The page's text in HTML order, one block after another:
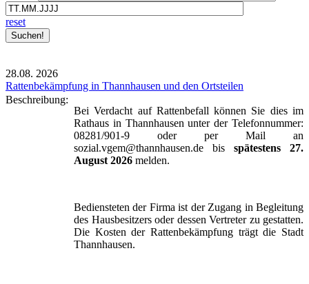
reset
28.08. 2026
Rattenbekämpfung in Thannhausen und den Ortsteilen
Beschreibung:
Bei Verdacht auf Rattenbefall können Sie dies im
Rathaus in Thannhausen unter der Telefonnummer:
08281/901-9 oder per Mail an
sozial.vgem@thannhausen.de bis spätestens 27.
August 2026 melden.
Bediensteten der Firma ist der Zugang in Begleitung
des Hausbesitzers oder dessen Vertreter zu gestatten.
Die Kosten der Rattenbekämpfung trägt die Stadt
Thannhausen.